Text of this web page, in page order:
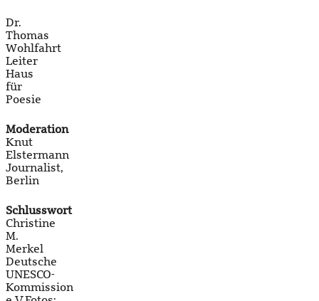
Dr.
Thomas
Wohlfahrt
Leiter
Haus
für
Poesie
Moderation
Knut
Elstermann
Journalist,
Berlin
Schlusswort
Christine
M.
Merkel
Deutsche
UNESCO-
Kommission